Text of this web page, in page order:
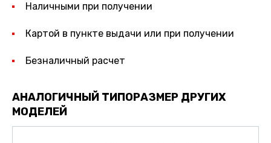
Наличными при получении
Картой в пункте выдачи или при получении
Безналичный расчет
АНАЛОГИЧНЫЙ ТИПОРАЗМЕР ДРУГИХ
МОДЕЛЕЙ